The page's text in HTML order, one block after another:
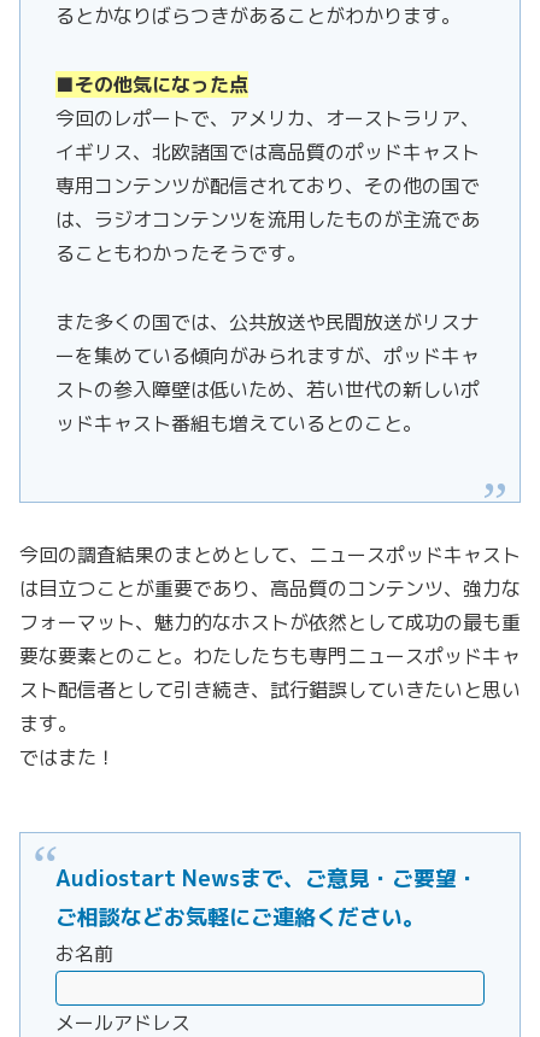
るとかなりばらつきがあることがわかります。
■その他気になった点
今回のレポートで、アメリカ、オーストラリア、
イギリス、北欧諸国では高品質のポッドキャスト
専用コンテンツが配信されており、その他の国で
は、ラジオコンテンツを流用したものが主流であ
ることもわかったそうです。
また多くの国では、公共放送や民間放送がリスナ
ーを集めている傾向がみられますが、ポッドキャ
ストの参入障壁は低いため、若い世代の新しいポ
ッドキャスト番組も増えているとのこと。
今回の調査結果のまとめとして、ニュースポッドキャスト
は目立つことが重要であり、高品質のコンテンツ、強力な
フォーマット、魅力的なホストが依然として成功の最も重
要な要素とのこと。わたしたちも専門ニュースポッドキャ
スト配信者として引き続き、試行錯誤していきたいと思い
ます。
ではまた！
Audiostart Newsまで、ご意見・ご要望・
ご相談などお気軽にご連絡ください。
お名前
メールアドレス